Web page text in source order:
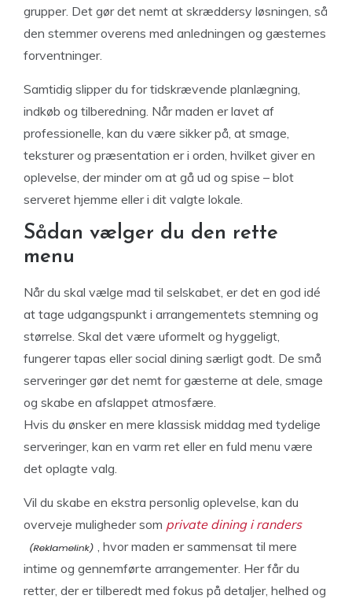
grupper. Det gør det nemt at skræddersy løsningen, så
den stemmer overens med anledningen og gæsternes
forventninger.
Samtidig slipper du for tidskrævende planlægning,
indkøb og tilberedning. Når maden er lavet af
professionelle, kan du være sikker på, at smage,
teksturer og præsentation er i orden, hvilket giver en
oplevelse, der minder om at gå ud og spise – blot
serveret hjemme eller i dit valgte lokale.
Sådan vælger du den rette
menu
Når du skal vælge mad til selskabet, er det en god idé
at tage udgangspunkt i arrangementets stemning og
størrelse. Skal det være uformelt og hyggeligt,
fungerer tapas eller social dining særligt godt. De små
serveringer gør det nemt for gæsterne at dele, smage
og skabe en afslappet atmosfære.
Hvis du ønsker en mere klassisk middag med tydelige
serveringer, kan en varm ret eller en fuld menu være
det oplagte valg.
Vil du skabe en ekstra personlig oplevelse, kan du
overveje muligheder som private dining i randers
, hvor maden er sammensat til mere
intime og gennemførte arrangementer. Her får du
retter, der er tilberedt med fokus på detaljer, helhed og